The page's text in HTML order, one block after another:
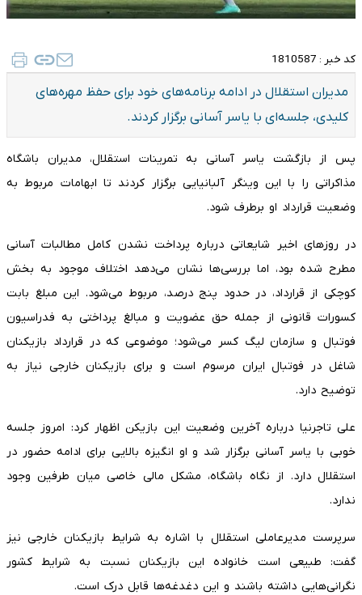
کد خبر : 1810587
مدیران استقلال در ادامه برنامه‌های خود برای حفظ مهره‌های
کلیدی، جلسه‌ای با یاسر آسانی برگزار کردند.
پس از بازگشت یاسر آسانی به تمرینات استقلال، مدیران باشگاه
مذاکراتی را با این وینگر آلبانیایی برگزار کردند تا ابهامات مربوط به
وضعیت قرارداد او برطرف شود.
در روزهای اخیر شایعاتی درباره پرداخت نشدن کامل مطالبات آسانی
مطرح شده بود، اما بررسی‌ها نشان می‌دهد اختلاف موجود به بخش
کوچکی از قرارداد، در حدود پنج درصد، مربوط می‌شود. این مبلغ بابت
کسورات قانونی از جمله حق عضویت و مبالغ پرداختی به فدراسیون
فوتبال و سازمان لیگ کسر می‌شود؛ موضوعی که در قرارداد بازیکنان
شاغل در فوتبال ایران مرسوم است و برای بازیکنان خارجی نیاز به
توضیح دارد.
علی تاجرنیا درباره آخرین وضعیت این بازیکن اظهار کرد: امروز جلسه
خوبی با یاسر آسانی برگزار شد و او انگیزه بالایی برای ادامه حضور در
استقلال دارد. از نگاه باشگاه، مشکل مالی خاصی میان طرفین وجود
ندارد.
سرپرست مدیرعاملی استقلال با اشاره به شرایط بازیکنان خارجی نیز
گفت: طبیعی است خانواده این بازیکنان نسبت به شرایط کشور
نگرانی‌هایی داشته باشند و این دغدغه‌ها قابل درک است.